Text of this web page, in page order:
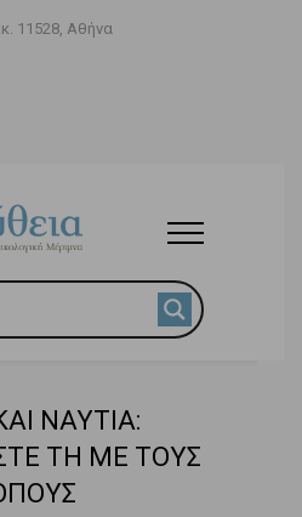
11528, Αθήνα
ΝΑΥΤΙΑ:
ΤΗ ΜΕ ΤΟΥΣ